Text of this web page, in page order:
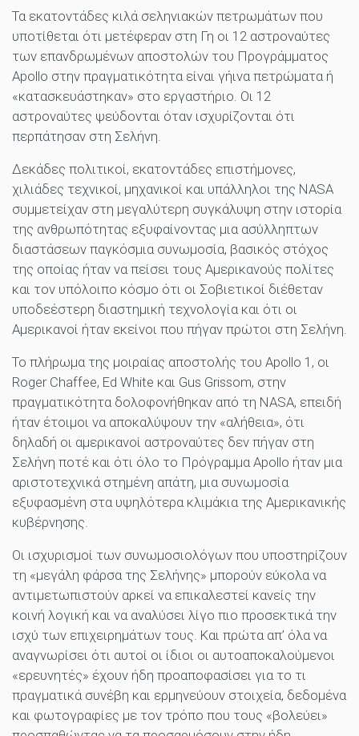
Τα εκατοντάδες κιλά σεληνιακών πετρωμάτων που
υποτίθεται ότι μετέφεραν στη Γη οι 12 αστροναύτες
των επανδρωμένων αποστολών του Προγράμματος
Apollo στην πραγματικότητα είναι γήινα πετρώματα ή
«κατασκευάστηκαν» στο εργαστήριο. Οι 12
αστροναύτες ψεύδονται όταν ισχυρίζονται ότι
περπάτησαν στη Σελήνη.
Δεκάδες πολιτικοί, εκατοντάδες επιστήμονες,
χιλιάδες τεχνικοί, μηχανικοί και υπάλληλοι της NASA
συμμετείχαν στη μεγαλύτερη συγκάλυψη στην ιστορία
της ανθρωπότητας εξυφαίνοντας μια ασύλληπτων
διαστάσεων παγκόσμια συνωμοσία, βασικός στόχος
της οποίας ήταν να πείσει τους Αμερικανούς πολίτες
και τον υπόλοιπο κόσμο ότι οι Σοβιετικοί διέθεταν
υποδεέστερη διαστημική τεχνολογία και ότι οι
Αμερικανοί ήταν εκείνοι που πήγαν πρώτοι στη Σελήνη.
Το πλήρωμα της μοιραίας αποστολής του Apollo 1, οι
Roger Chaffee, Ed White και Gus Grissom, στην
πραγματικότητα δολοφονήθηκαν από τη NASA, επειδή
ήταν έτοιμοι να αποκαλύψουν την «αλήθεια», ότι
δηλαδή οι αμερικανοί αστροναύτες δεν πήγαν στη
Σελήνη ποτέ και ότι όλο το Πρόγραμμα Apollo ήταν μια
αριστοτεχνικά στημένη απάτη, μια συνωμοσία
εξυφασμένη στα υψηλότερα κλιμάκια της Αμερικανικής
κυβέρνησης.
Οι ισχυρισμοί των συνωμοσιολόγων που υποστηρίζουν
τη «μεγάλη φάρσα της Σελήνης» μπορούν εύκολα να
αντιμετωπιστούν αρκεί να επικαλεστεί κανείς την
κοινή λογική και να αναλύσει λίγο πιο προσεκτικά την
ισχύ των επιχειρημάτων τους. Και πρώτα απ’ όλα να
αναγνωρίσει ότι αυτοί οι ίδιοι οι αυτοαποκαλούμενοι
«ερευνητές» έχουν ήδη προαποφασίσει για το τι
πραγματικά συνέβη και ερμηνεύουν στοιχεία, δεδομένα
και φωτογραφίες με τον τρόπο που τους «βολεύει»